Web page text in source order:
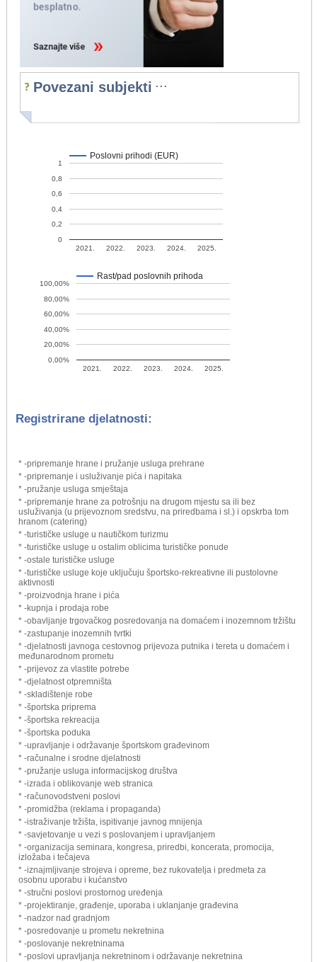
Povezani subjekti ...
Poslovni prihodi (EUR)
2021. 2022. 2023. 2024. 2025.
0
0,2
0,4
0,6
0,8
1
Rast/pad poslovnih prihoda
2021. 2022. 2023. 2024. 2025.
0,00%
20,00%
40,00%
60,00%
80,00%
100,00%
Registrirane djelatnosti:
* -pripremanje hrane i pružanje usluga prehrane
* -pripremanje i usluživanje pića i napitaka
* -pružanje usluga smještaja
* -pripremanje hrane za potrošnju na drugom mjestu sa ili bez
usluživanja (u prijevoznom sredstvu, na priredbama i sl.) i opskrba tom
hranom (catering)
* -turističke usluge u nautičkom turizmu
* -turističke usluge u ostalim oblicima turističke ponude
* -ostale turističke usluge
* -turističke usluge koje uključuju športsko-rekreativne ili pustolovne
aktivnosti
* -proizvodnja hrane i pića
* -kupnja i prodaja robe
* -obavljanje trgovačkog posredovanja na domaćem i inozemnom tržištu
* -zastupanje inozemnih tvrtki
* -djelatnosti javnoga cestovnog prijevoza putnika i tereta u domaćem i
međunarodnom prometu
* -prijevoz za vlastite potrebe
* -djelatnost otpremništa
* -skladištenje robe
* -športska priprema
* -športska rekreacija
* -športska poduka
* -upravljanje i održavanje športskom građevinom
* -računalne i srodne djelatnosti
* -pružanje usluga informacijskog društva
* -izrada i oblikovanje web stranica
* -računovodstveni poslovi
* -promidžba (reklama i propaganda)
* -istraživanje tržišta, ispitivanje javnog mnijenja
* -savjetovanje u vezi s poslovanjem i upravljanjem
* -organizacija seminara, kongresa, priredbi, koncerata, promocija,
izložaba i tečajeva
* -iznajmljivanje strojeva i opreme, bez rukovatelja i predmeta za
osobnu uporabu i kućanstvo
* -stručni poslovi prostornog uređenja
* -projektiranje, građenje, uporaba i uklanjanje građevina
* -nadzor nad gradnjom
* -posredovanje u prometu nekretnina
* -poslovanje nekretninama
* -poslovi upravljanja nekretninom i održavanje nekretnina